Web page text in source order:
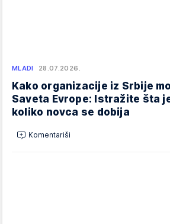
MLADI 28.07.2026.
Kako organizacije iz Srbije
Saveta Evrope: Istražite šta
koliko novca se dobija
Komentariši